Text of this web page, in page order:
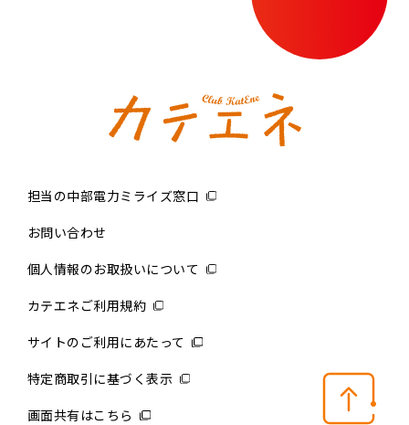
担当の中部電力ミライズ窓口
お問い合わせ
個人情報のお取扱いについて
カテエネご利用規約
サイトのご利用にあたって
特定商取引に基づく表示
画面共有はこちら